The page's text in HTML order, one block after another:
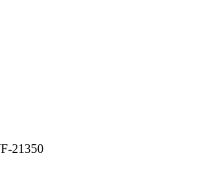
21350